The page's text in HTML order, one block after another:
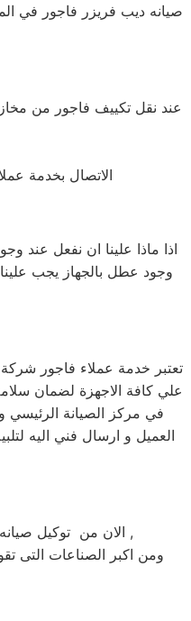
صيانه ديب فريزر فاجور في
عند نقل تكييف فاجور من
الاتصال بخدمة عملاء
اذا ماذا علينا ان نفعل عند
وجود عطل بالجهاز يجب
تعتبر خدمة عملاء فاجور
العميل و ارسال فني اليه
الان من توكيل صيانه فاجور المعادى المتخصص فى صيانة ثلاجات وغسالات فى المعادى حيث تعتبر شركة فاجور بالمعادى من اكبر الشركات فى المعادى فى صيانة الاجهزة الكهربائيه ,
ومن اكبر الصناعات التى